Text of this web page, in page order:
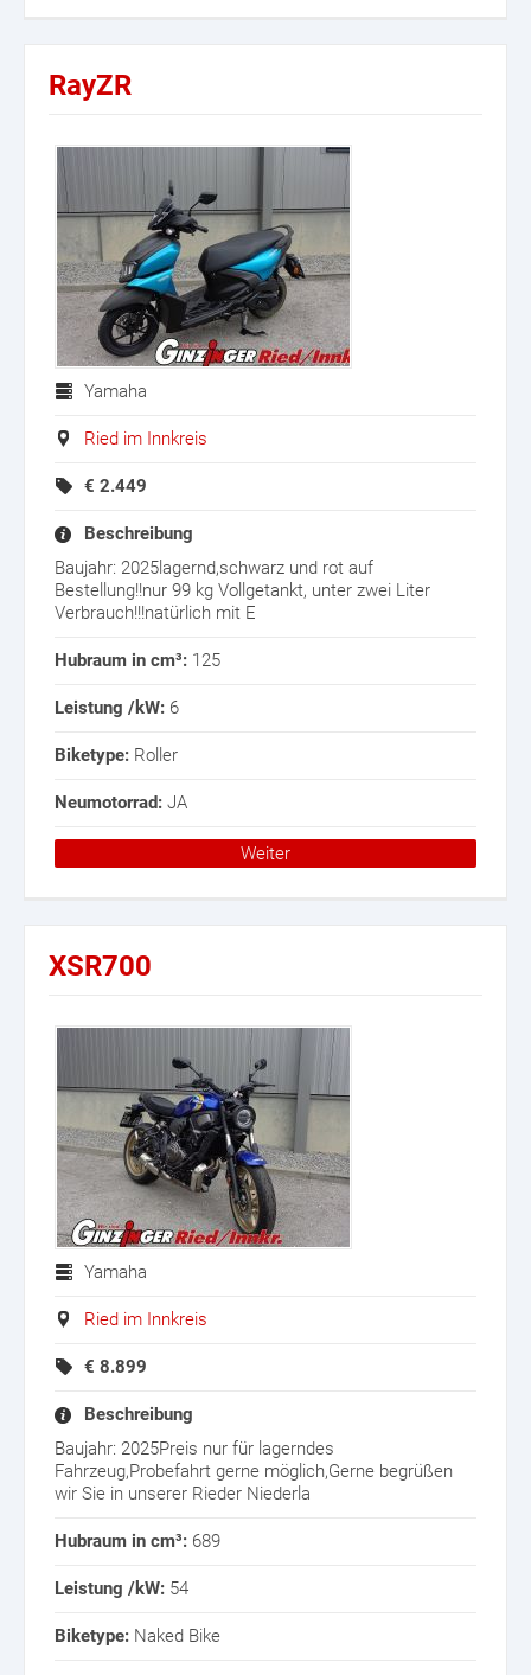
RayZR
Yamaha
Ried im Innkreis
€ 2.449
Beschreibung
Baujahr: 2025lagernd,schwarz und rot auf
Bestellung!!nur 99 kg Vollgetankt, unter zwei Liter
Verbrauch!!!natürlich mit E
Hubraum in cm³: 125
Leistung /kW: 6
Biketype: Roller
Neumotorrad: JA
Weiter
XSR700
Yamaha
Ried im Innkreis
€ 8.899
Beschreibung
Baujahr: 2025Preis nur für lagerndes
Fahrzeug,Probefahrt gerne möglich,Gerne begrüßen
wir Sie in unserer Rieder Niederla
Hubraum in cm³: 689
Leistung /kW: 54
Biketype: Naked Bike